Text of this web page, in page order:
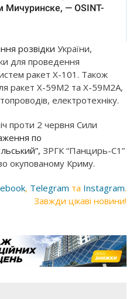
розвідки України,
для проведення
ракет Х-101. Також
ракет Х-59М2 та Х-59М2А,
електротехніку.
проти 2 червня Сили
по
ЗРГК “Панцирь-С1”
окупованому Криму.
, Telegram та Instagram.
Завжди цікаві новини!